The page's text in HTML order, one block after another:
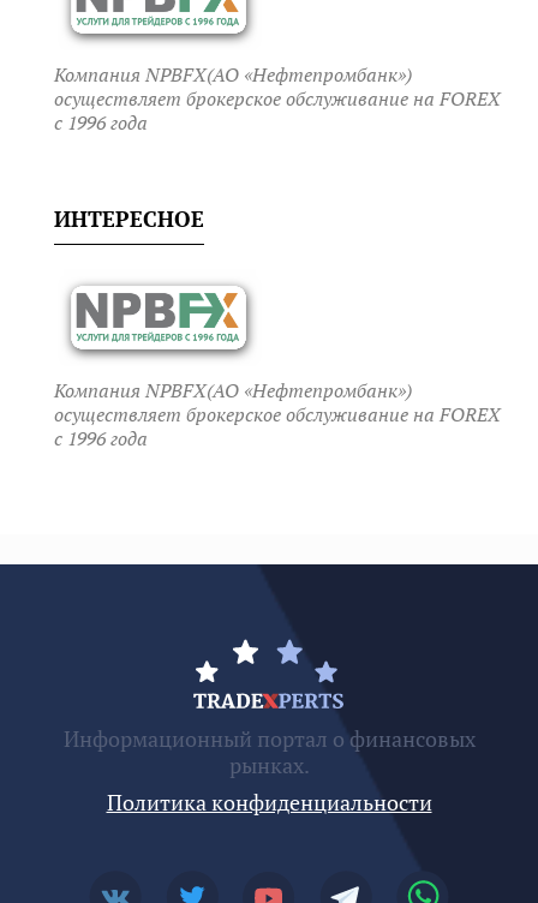
Компания NPBFX(АО «Нефтепромбанк»)
осуществляет брокерское обслуживание на FOREX
c 1996 года
ИНТЕРЕСНОЕ
Компания NPBFX(АО «Нефтепромбанк»)
осуществляет брокерское обслуживание на FOREX
c 1996 года
Информационный портал о финансовых
рынках.
Политика конфиденциальности